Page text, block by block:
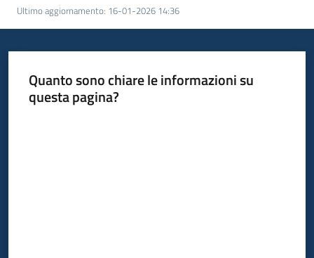
Ultimo aggiornamento: 16-01-2026 14:36
Quanto sono chiare le informazioni su
questa pagina?